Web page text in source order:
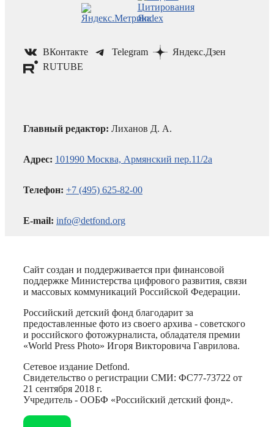
ВКонтакте Telegram
Яндекс.Дзен
RUTUBE
Главный редактор: Лиханов Д. А.
Адрес: 101990 Москва, Армянский пер.11/2а
Телефон: +7 (495) 625-82-00
E-mail: info@detfond.org
Сайт создан и поддерживается при финансовой
поддержке Министерства цифрового развития, связи
и массовых коммуникаций Российской Федерации.
Российский детский фонд благодарит за
предоставленные фото из своего архива - советского
и российского фотожурналиста, обладателя премии
«World Press Photo» Игоря Викторовича Гаврилова.
Сетевое издание Detfond.
Свидетельство о регистрации СМИ: ФС77-73722 от
21 сентября 2018 г.
Учредитель - ООБФ «Российский детский фонд».